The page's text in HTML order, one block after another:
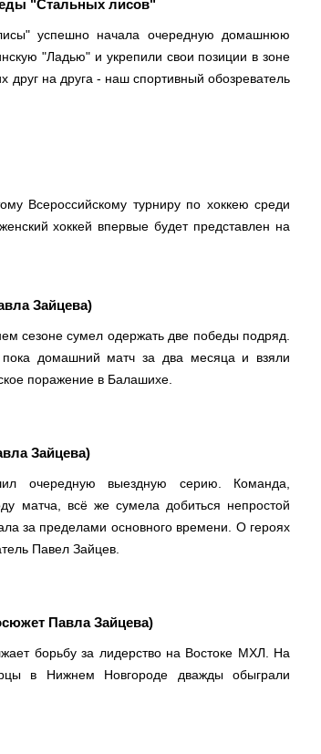
"Стальных лисов"
успешно начала очередную домашнюю
"Ладью" и укрепили свои позиции в зоне
на друга - наш спортивный обозреватель
Всероссийскому турниру по хоккею среди
хоккей впервые будет представлен на
Зайцева)
сезоне сумел одержать две победы подряд.
домашний матч за два месяца и взяли
поражение в Балашихе.
Зайцева)
очередную выездную серию. Команда,
матча, всё же сумела добиться непростой
за пределами основного времени. О героях
Павел Зайцев.
Павла Зайцева)
борьбу за лидерство на Востоке МХЛ. На
в Нижнем Новгороде дважды обыграли